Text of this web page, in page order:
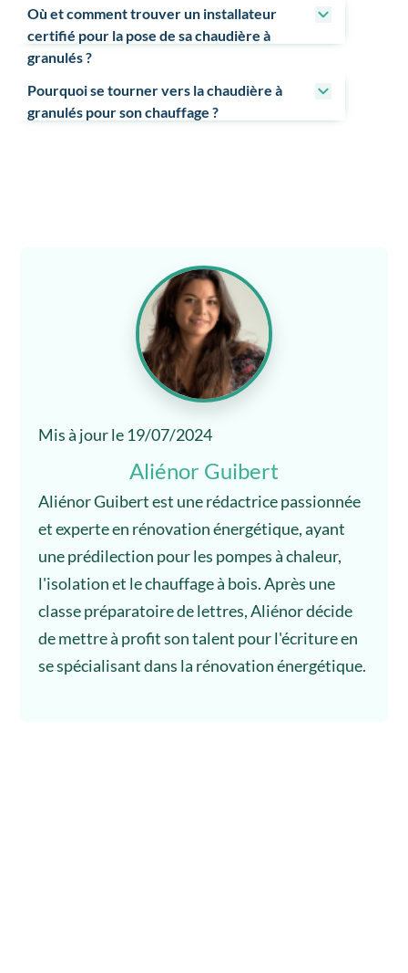
Où et comment trouver un installateur
certifié pour la pose de sa chaudière à
granulés ?
Pourquoi se tourner vers la chaudière à
granulés pour son chauffage ?
Mis à jour le 19/07/2024
Aliénor Guibert
Aliénor Guibert est une rédactrice passionnée
et experte en rénovation énergétique, ayant
une prédilection pour les pompes à chaleur,
l'isolation et le chauffage à bois. Après une
classe préparatoire de lettres, Aliénor décide
de mettre à profit son talent pour l'écriture en
se spécialisant dans la rénovation énergétique.